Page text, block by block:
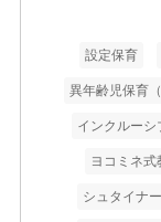
設定保育
異年齢児保育
インクルーシ
ヨコミネ式
シュタイナ